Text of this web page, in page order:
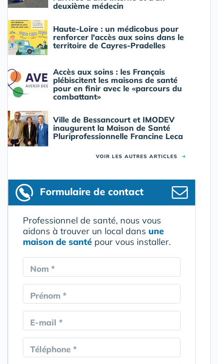
deuxième médecin
Haute-Loire : un médicobus pour
renforcer l'accès aux soins dans le
territoire de Cayres-Pradelles
Accès aux soins : les Français
plébiscitent les maisons de santé
pour en finir avec le «parcours du
combattant»
Ville de Bessancourt et IMODEV
inaugurent la Maison de Santé
Pluriprofessionnelle Francine Leca
VOIR LES AUTRES ARTICLES ➜
Formulaire de contact
Professionnel de santé, nous vous
aidons à trouver un local dans une
maison de santé pour vous installer.
Nom *
Prénom *
E-mail *
Téléphone *